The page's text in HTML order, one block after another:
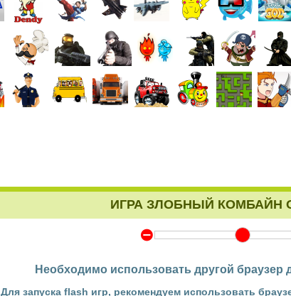
ИГРА ЗЛОБНЫЙ КОМБАЙН
Y
Необходимо использовать другой браузер
Для запуска flash игр, рекомендуем использовать